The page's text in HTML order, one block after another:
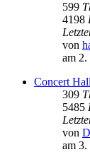
599
4198
von
am
Concert Hall
309
5485
von
am